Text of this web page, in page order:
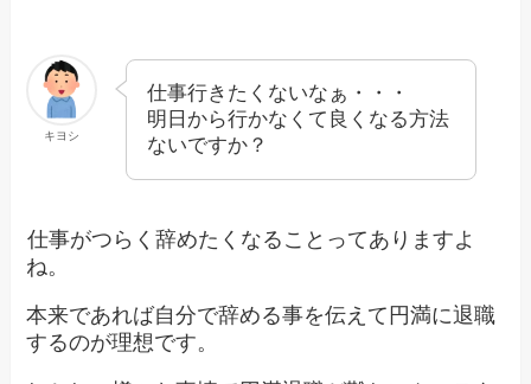
キヨシ
仕事行きたくないなぁ・・・
明日から行かなくて良くなる方法
ないですか？
仕事がつらく辞めたくなることってありますよ
ね。
本来であれば自分で辞める事を伝えて円満に退職
するのが理想です。